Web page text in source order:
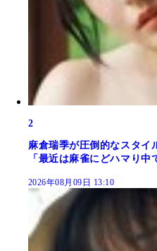
2
麻倉瑞季が圧倒的なスタイ
「最近は麻雀にどハマり中
2026年08月09日 13:10